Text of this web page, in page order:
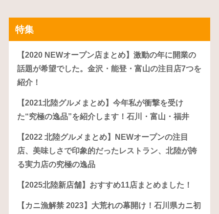
特集
【2020 NEWオープン店まとめ】激動の年に開業の
話題が希望でした。金沢・能登・富山の注目店7つを
紹介！
【2021北陸グルメまとめ】今年私が衝撃を受け
た“究極の逸品”を紹介します！石川・富山・福井
【2022 北陸グルメまとめ】NEWオープンの注目
店、美味しさで印象的だったレストラン、北陸が誇
る実力店の究極の逸品
【2025北陸新店舗】おすすめ11店まとめました！
【カニ漁解禁 2023】大荒れの幕開け！石川県カニ初